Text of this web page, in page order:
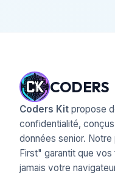
CODERS
Coders Kit propose
confidentialité,
données senior.
First" garantit que
jamais votre